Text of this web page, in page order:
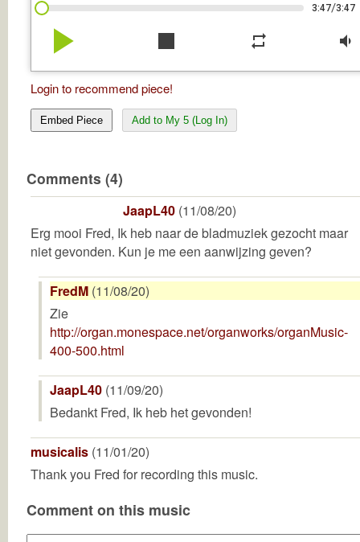
3:47/3:47
play_arrow stop repeat volume_down
Login to recommend piece!
Embed Piece Add to My 5 (Log In)
Comments (4)
JaapL40 (11/08/20)
Erg mooi Fred, Ik heb naar de bladmuziek gezocht maar
niet gevonden. Kun je me een aanwijzing geven?
FredM (11/08/20)
Zie
http://organ.monespace.net/organworks/organMusic-
400-500.html
JaapL40 (11/09/20)
Bedankt Fred, Ik heb het gevonden!
musicalis (11/01/20)
Thank you Fred for recording this music.
Comment on this music